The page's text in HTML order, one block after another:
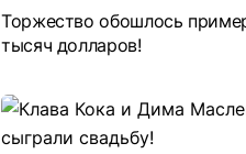
Торжество обошлось
тысяч долларов!